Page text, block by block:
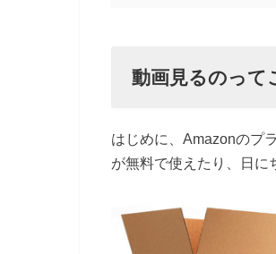
動画見るのって
はじめに、Amazonのプ
が無料で使えたり、日に